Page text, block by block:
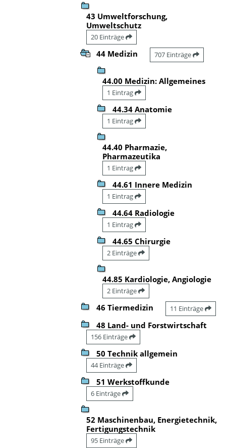
43 Umweltforschung,
Umweltschutz
20 Einträge
44 Medizin 707 Einträge
44.00 Medizin: Allgemeines
1 Eintrag
44.34 Anatomie
1 Eintrag
44.40 Pharmazie,
Pharmazeutika
1 Eintrag
44.61 Innere Medizin
1 Eintrag
44.64 Radiologie
1 Eintrag
44.65 Chirurgie
2 Einträge
44.85 Kardiologie, Angiologie
2 Einträge
46 Tiermedizin 11 Einträge
48 Land- und Forstwirtschaft
156 Einträge
50 Technik allgemein
44 Einträge
51 Werkstoffkunde
6 Einträge
52 Maschinenbau, Energietechnik,
Fertigungstechnik
95 Einträge